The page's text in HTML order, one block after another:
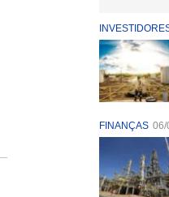
FINANÇAS 06/